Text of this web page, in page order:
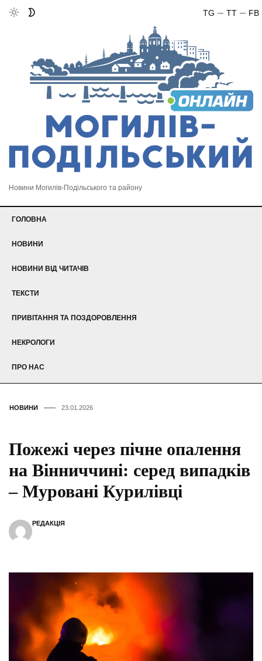
FB
TT
TG
Новини Могилів-Подільського та району
ГОЛОВНА
НОВИНИ
НОВИНИ ВІД ЧИТАЧІВ
ТЕКСТИ
ПРИВІТАННЯ ТА ПОЗДОРОВЛЕННЯ
НЕКРОЛОГИ
ПРО НАС
НОВИНИ 23.01.2026
Пожежі через пічне опалення
на Вінниччині: серед випадків
– Муровані Курилівці
РЕДАКЦІЯ